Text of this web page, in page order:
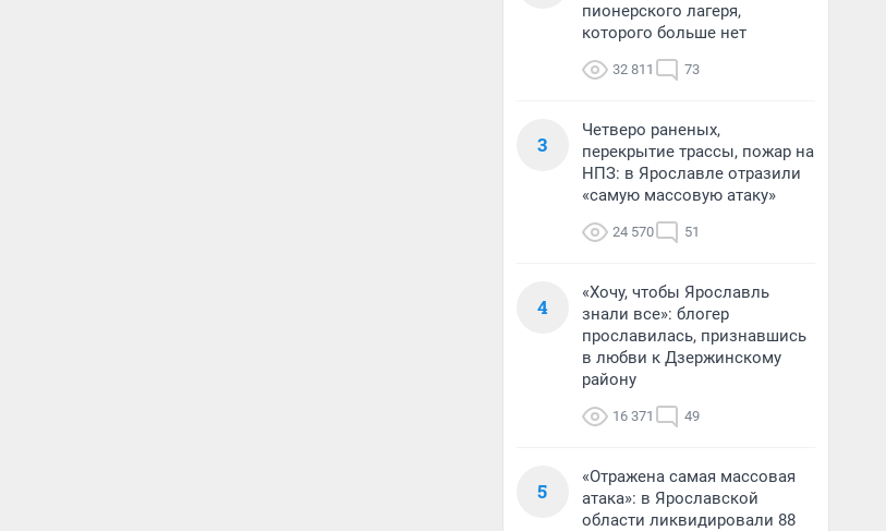
пионерского лагеря,
которого больше нет
32 811 73
3
Четверо раненых,
перекрытие трассы, пожар на
НПЗ: в Ярославле отразили
«самую массовую атаку»
24 570 51
4
«Хочу, чтобы Ярославль
знали все»: блогер
прославилась, признавшись
в любви к Дзержинскому
району
16 371 49
5
«Отражена самая массовая
атака»: в Ярославской
области ликвидировали 88